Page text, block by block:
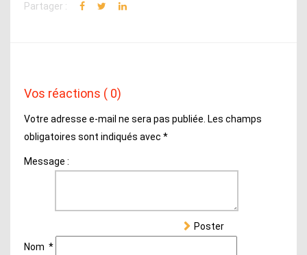
Partager :
Vos réactions ( 0)
Votre adresse e-mail ne sera pas publiée. Les champs
obligatoires sont indiqués avec *
Message :
Poster
Nom *